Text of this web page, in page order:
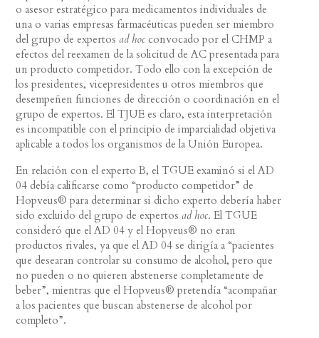
o asesor estratégico para medicamentos individuales de
una o varias empresas farmacéuticas pueden ser miembro
del grupo de expertos ad hoc convocado por el CHMP a
efectos del reexamen de la solicitud de AC presentada para
un producto competidor. Todo ello con la excepción de
los presidentes, vicepresidentes u otros miembros que
desempeñen funciones de dirección o coordinación en el
grupo de expertos. El TJUE es claro, esta interpretación
es incompatible con el principio de imparcialidad objetiva
aplicable a todos los organismos de la Unión Europea.
En relación con el experto B, el TGUE examinó si el AD
04 debía calificarse como “producto competidor” de
Hopveus® para determinar si dicho experto debería haber
sido excluido del grupo de expertos ad hoc. El TGUE
consideró que el AD 04 y el Hopveus® no eran
productos rivales, ya que el AD 04 se dirigía a “pacientes
que desearan controlar su consumo de alcohol, pero que
no pueden o no quieren abstenerse completamente de
beber”, mientras que el Hopveus® pretendía “acompañar
a los pacientes que buscan abstenerse de alcohol por
completo”.